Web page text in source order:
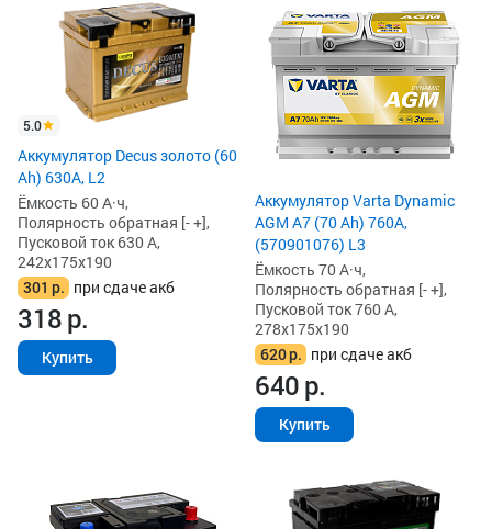
5.0
Аккумулятор Decus золото (60
Ah) 630A, L2
Ёмкость 60 А·ч,
Полярность обратная [- +],
Пусковой ток 630 А,
242x175x190
301 р. при сдаче акб
318р.
Купить
Аккумулятор Varta Dynamic
AGM A7 (70 Ah) 760A,
(570901076) L3
Ёмкость 70 А·ч,
Полярность обратная [- +],
Пусковой ток 760 А,
278x175x190
620р. при сдаче акб
640р.
Купить